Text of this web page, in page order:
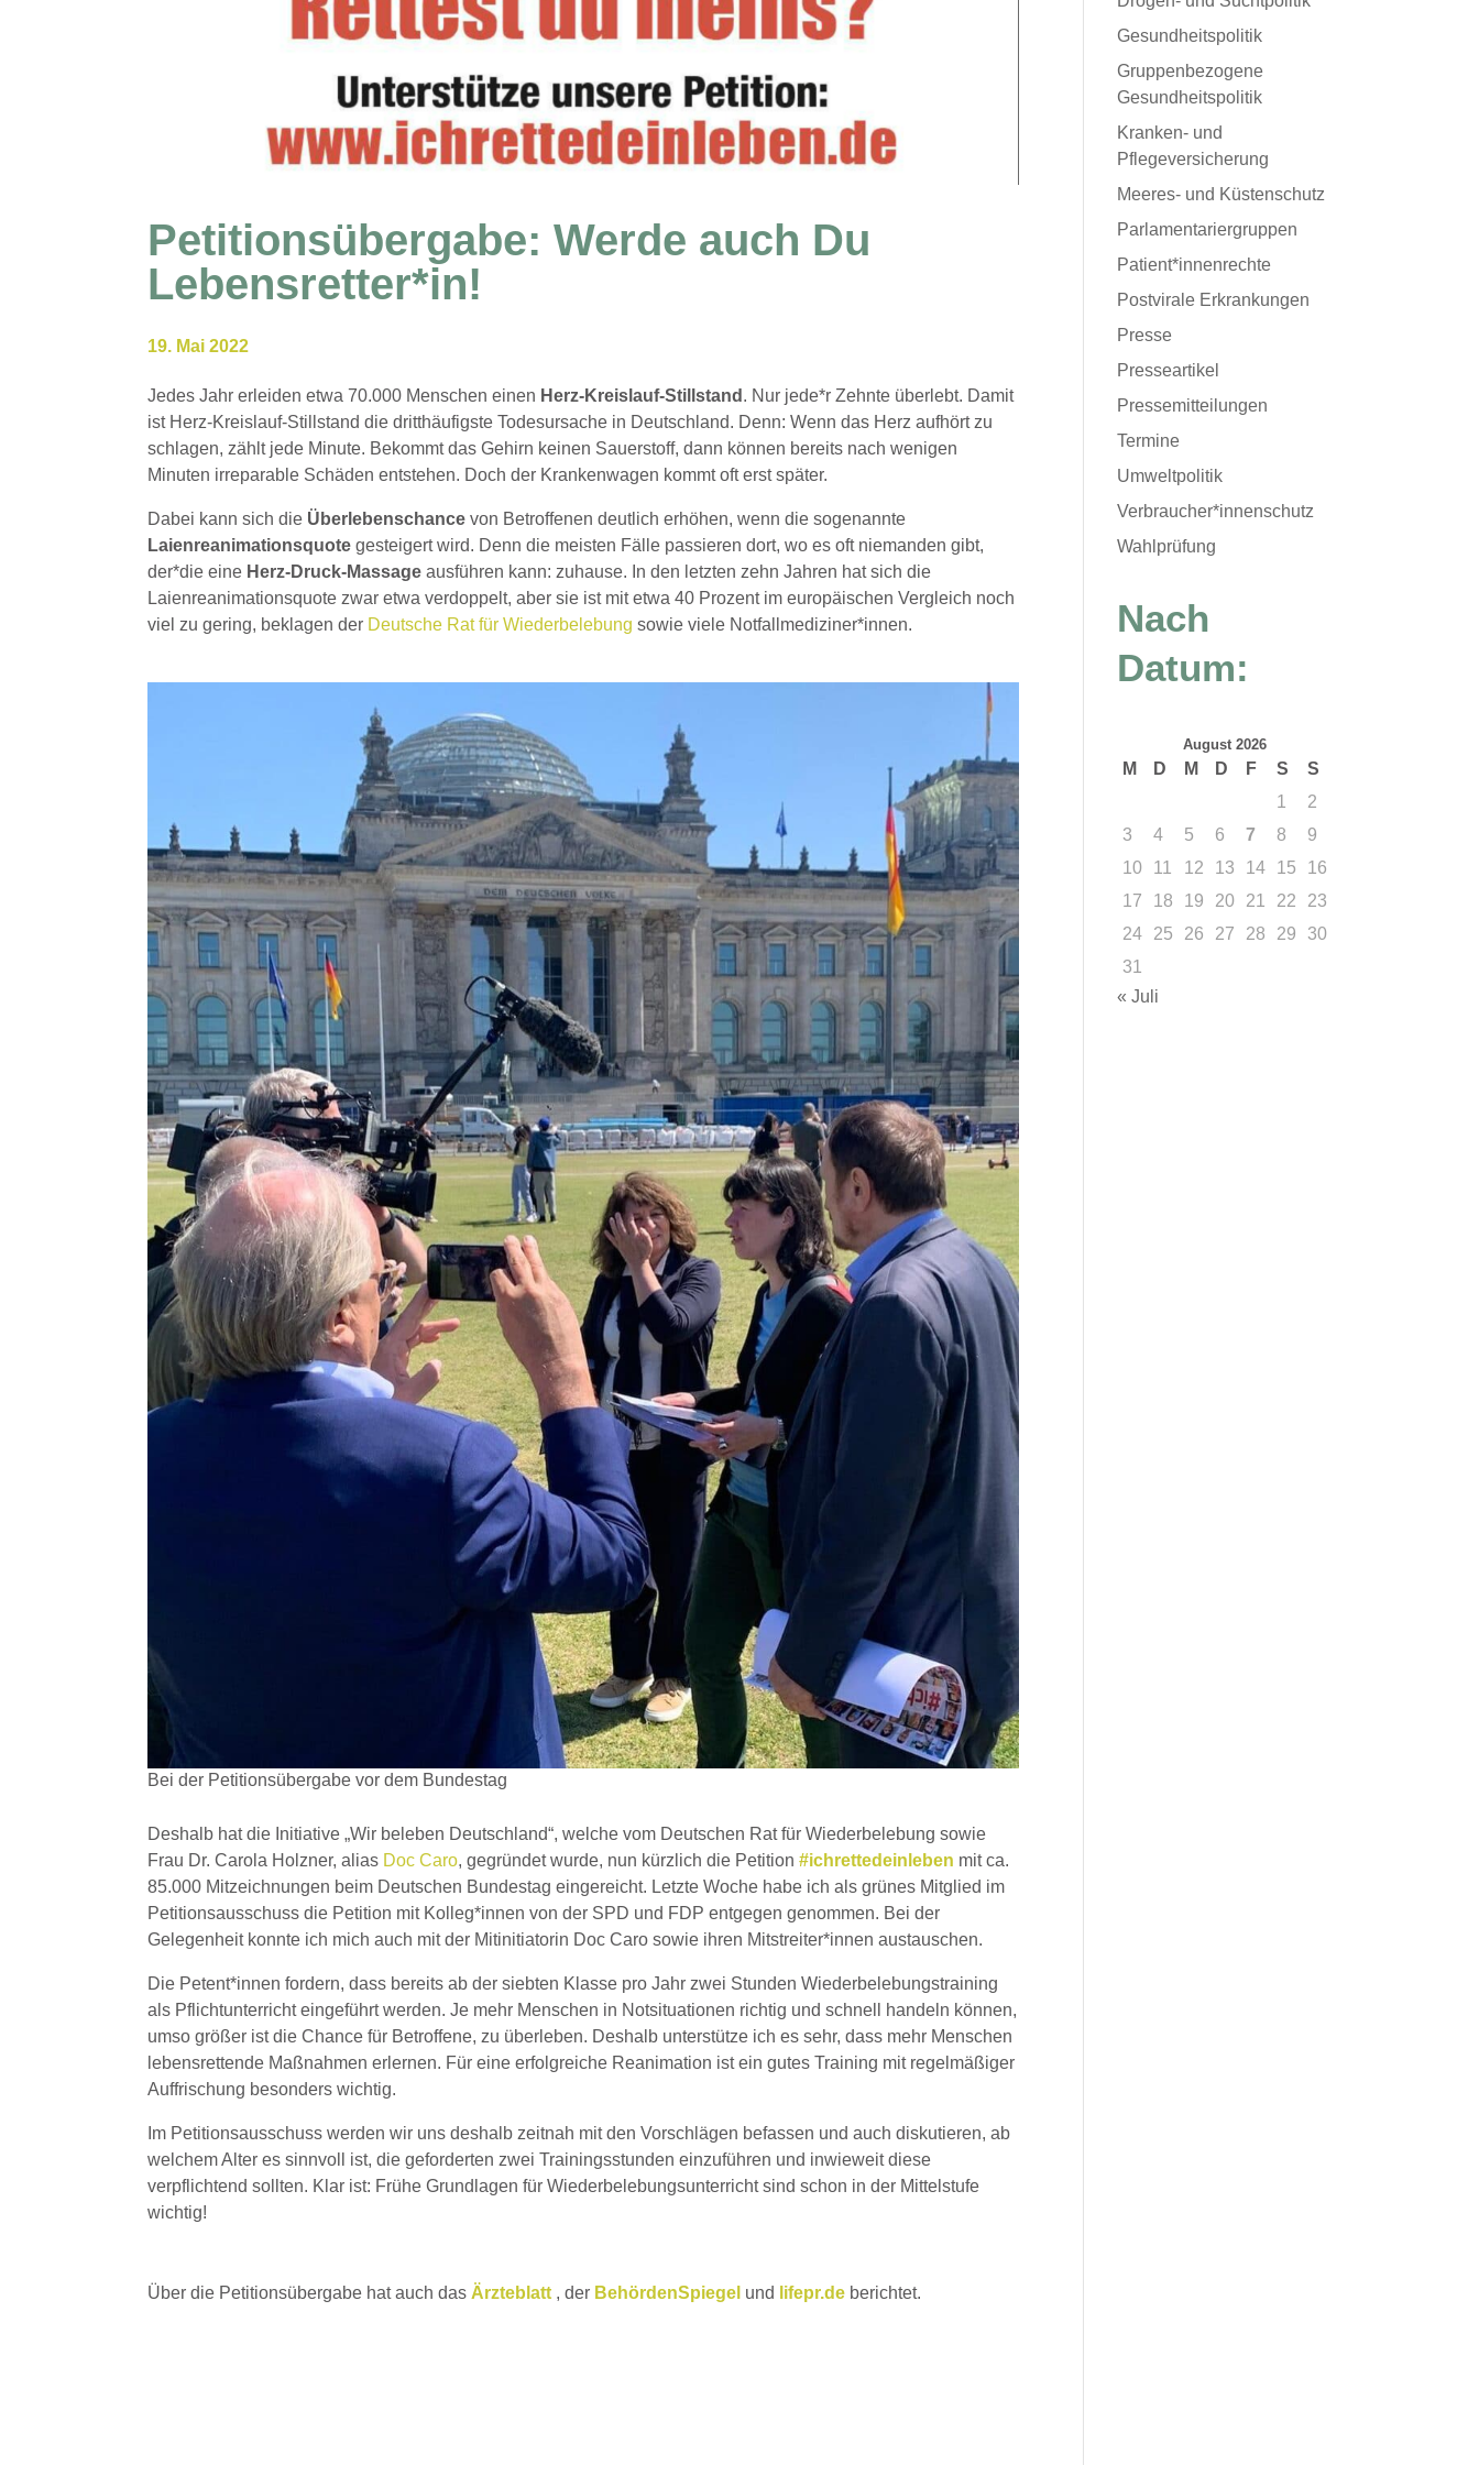
Petitionsübergabe: Werde auch Du
Lebensretter*in!
19. Mai 2022
Jedes Jahr erleiden etwa 70.000 Menschen einen Herz-Kreislauf-Stillstand . Nur jede*r Zehnte überlebt. Damit
ist Herz-Kreislauf-Stillstand die dritthäufigste Todesursache in Deutschland. Denn: Wenn das Herz aufhört zu
schlagen, zählt jede Minute. Bekommt das Gehirn keinen Sauerstoff, dann können bereits nach wenigen
Minuten irreparable Schäden entstehen. Doch der Krankenwagen kommt oft erst später.
Dabei kann sich die Überlebenschancevon Betroffenen deutlich erhöhen, wenn die sogenannte
Laienreanimationsquotegesteigert wird. Denn die meisten Fälle passieren dort, wo es oft niemanden gibt,
der*die eine Herz-Druck-Massage ausführen kann: zuhause. In den letzten zehn Jahren hat sich die
Laienreanimationsquote zwar etwa verdoppelt, aber sie ist mit etwa 40 Prozent im europäischen Vergleich noch
viel zu gering, beklagen der Deutsche Rat für Wiederbelebung sowie viele Notfallmediziner*innen.
Bei der Petitionsübergabe vor dem Bundestag
Deshalb hat die Initiative „Wir beleben Deutschland“, welche vom Deutschen Rat für Wiederbelebung sowie
Frau Dr. Carola Holzner, alias Doc Caro, gegründet wurde, nun kürzlich die Petition#ichrettedeinleben mit ca.
85.000 Mitzeichnungen beim Deutschen Bundestag eingereicht. Letzte Woche habe ich als grünes Mitglied im
Petitionsausschuss die Petition mit Kolleg*innen von der SPD und FDP entgegen genommen. Bei der
Gelegenheit konnte ich mich auch mit der Mitinitiatorin Doc Caro sowie ihren Mitstreiter*innen austauschen.
Die Petent*innen fordern, dass bereits ab der siebten Klasse pro Jahr zwei Stunden Wiederbelebungstraining
als Pflichtunterricht eingeführt werden. Je mehr Menschen in Notsituationen richtig und schnell handeln können,
umso größer ist die Chance für Betroffene, zu überleben. Deshalb unterstütze ich es sehr, dass mehr Menschen
lebensrettende Maßnahmen erlernen. Für eine erfolgreiche Reanimation ist ein gutes Training mit regelmäßiger
Auffrischung besonders wichtig.
Im Petitionsausschuss werden wir uns deshalb zeitnah mit den Vorschlägen befassen und auch diskutieren, ab
welchem Alter es sinnvoll ist, die geforderten zwei Trainingsstunden einzuführen und inwieweit diese
verpflichtend sollten. Klar ist: Frühe Grundlagen für Wiederbelebungsunterricht sind schon in der Mittelstufe
wichtig!
Über die Petitionsübergabe hat auch das Ärzteblatt , der BehördenSpiegel und lifepr.de berichtet.
Gesundheitspolitik
Gruppenbezogene
Gesundheitspolitik
Kranken- und
Pflegeversicherung
Meeres- und Küstenschutz
Parlamentariergruppen
Patient*innenrechte
Postvirale Erkrankungen
Presse
Presseartikel
Pressemitteilungen
Termine
Umweltpolitik
Verbraucher*innenschutz
Wahlprüfung
Nach
Datum:
August 2026
M D M D F S
S
1
2
3
4 5 6 7 8
9
10
11 12 13 14 15
16
17
18 19 20 21 22
23
24
25 26 27 28 29
30
31
« Juli